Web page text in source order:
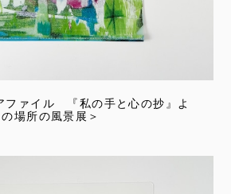
ァイル 『私の手と心の抄』よ
場所の風景展＞